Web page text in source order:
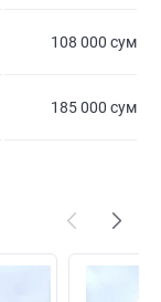
108 000 сум
185 000 сум